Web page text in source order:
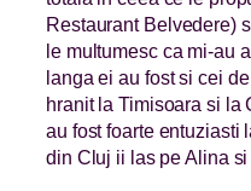
Restaurant Belvedere)
le multumesc ca mi-au
langa ei au fost si cei
hranit la Timisoara si la
au fost foarte entuziasti
din Cluj ii las pe Alina